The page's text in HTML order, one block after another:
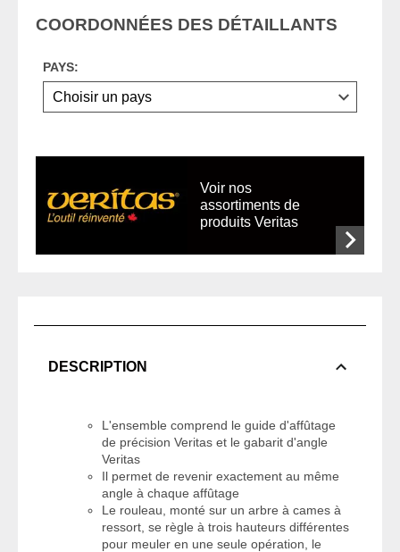
COORDONNÉES DES DÉTAILLANTS
PAYS:
Voir nos
assortiments de
produits Veritas
DESCRIPTION
L'ensemble comprend le guide d'affûtage
de précision Veritas et le gabarit d'angle
Veritas
Il permet de revenir exactement au même
angle à chaque affûtage
Le rouleau, monté sur un arbre à cames à
ressort, se règle à trois hauteurs différentes
pour meuler en une seule opération, le